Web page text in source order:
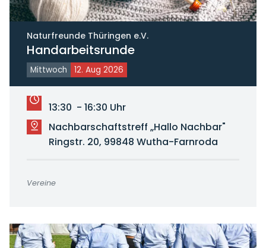
Naturfreunde Thüringen e.V.
Handarbeitsrunde
Mittwoch 12. Aug 2026
13:30 - 16:30 Uhr
Nachbarschaftstreff „Hallo Nachbar"
Ringstr. 20, 99848 Wutha-Farnroda
Vereine